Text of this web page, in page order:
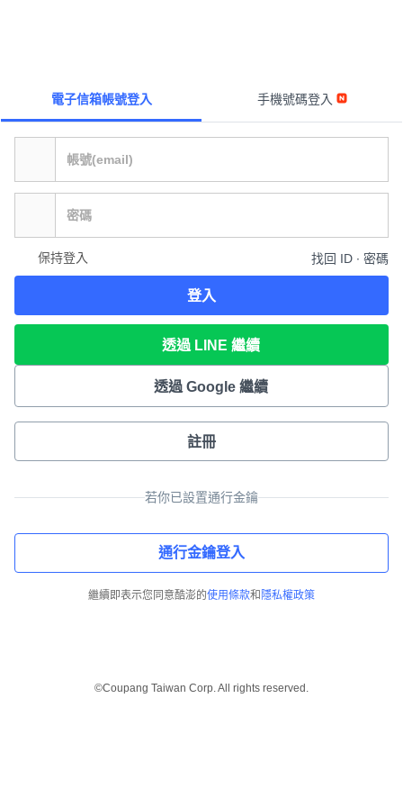
電子信箱帳號登入 手機號碼登入
保持登入 找回 ID ∙ 密碼
登入
透過 LINE 繼續
透過 Google 繼續
註冊
若你已設置通行金鑰
通行金鑰登入
繼續即表示您同意酷澎的使用條款和 隱私權政策
©Coupang Taiwan Corp. All rights reserved.